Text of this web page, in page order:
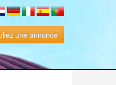
une annonce